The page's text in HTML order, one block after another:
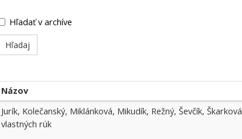
Hľadať v archíve
Úradná
tabuľa
Názov
Jurík, Kolečanský, Miklánková, Mikudík, Režný, Ševčík,
vlastných rúk